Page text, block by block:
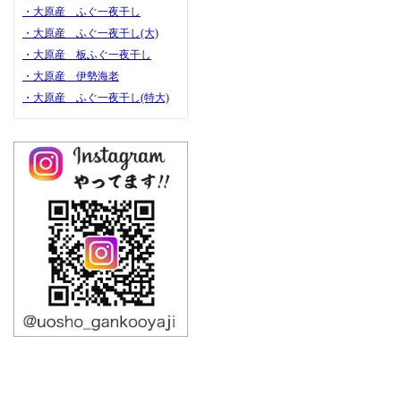
・大原産 ふぐ一夜干し
・大原産 ふぐ一夜干し(大)
・大原産 板ふぐ一夜干し
・大原産 伊勢海老
・大原産 ふぐ一夜干し(特大)